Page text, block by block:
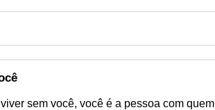
sem você, você é a pessoa com